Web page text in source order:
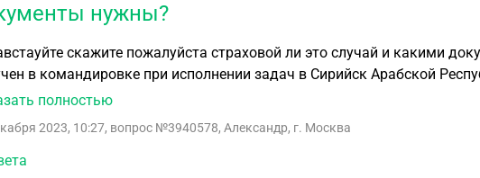
нужны?
скажите пожалуйста страховой ли это случай и какими
в командировке при исполнении задач в Сирийск Арабской
перелом дистальной фаланги третьего пальца правой
полностью
2023, 10:27, вопрос №3940578, Александр, г. Москва